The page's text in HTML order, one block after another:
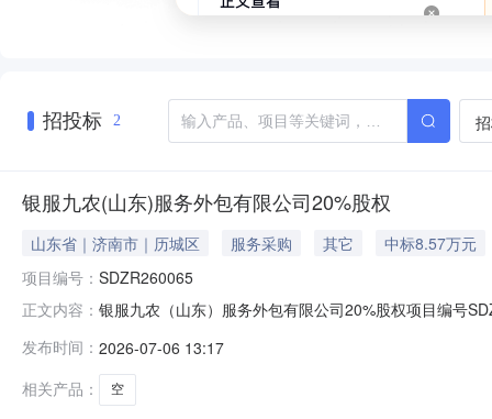
招投标 2
银服九农(山东)服务外包有限公司20%股权
山东省｜济南市｜历城区 服务采购 其它
中标8.57万元
项目编号： SDZR260065
正文内容： 银服九农（山东）服务外包有限公司20%股权项目编号
公共资源（国有产权）交易中心
发布时间： 2026-07-06 13:17
相关产品：
空